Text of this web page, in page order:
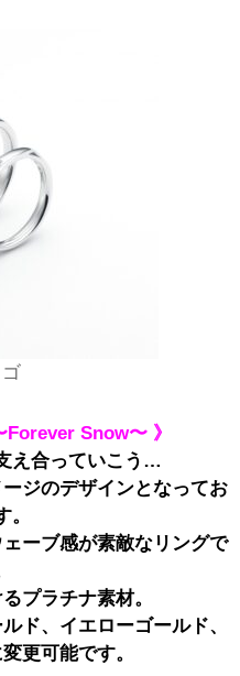
Forever Snow〜 》
え合っていこう…
ジのデザインとなってお
。
ーブ感が素敵なリングで
プラチナ素材。
ド、イエローゴールド、
更可能です。